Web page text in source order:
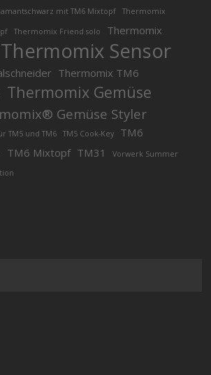
mit TM6 Mixtopf
Thermomix
Thermomix Friend solo
Thermomix
Thermomix Sensor
Thermomix TM6
Thermomix Gemüse
Gemüse Styler
TM5 und TM6 TM5 Cook-Key
TM6
TM6 Mixtopf TM31
Vorwerk Summer